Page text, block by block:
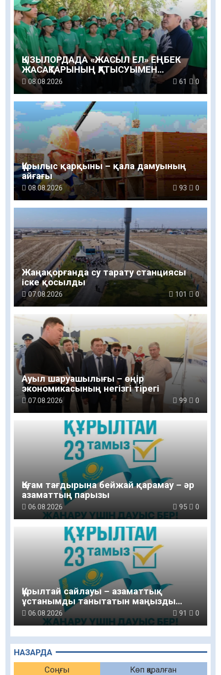
НАЗАРДА
Соңғы
Көп қаралған
ҚЫЗЫЛОРДАДА «ЖАСЫЛ ЕЛ» ЕҢБЕК
ЖАСАҚТАРЫНЫҢ ҚАТЫСУЫМЕН
ЭКОЛОГИЯЛЫҚ СЕНБІЛІК ӨТТІ
08.08.2026 61 0
Құрылыс қарқыны – қала дамуының
айғағы
08.08.2026 93 0
Жаңақорғанда су тарату станциясы
іске қосылды
07.08.2026 101 0
Ауыл шаруашылығы – өңір
экономикасының негізгі тірегі
07.08.2026 99 0
Қоғам тағдырына бейжай қарамау – әр
азаматтың парызы
06.08.2026 95 0
Құрылтай сайлауы – азаматтық
ұстанымды танытатын маңызды
қадам
06.08.2026 91 0